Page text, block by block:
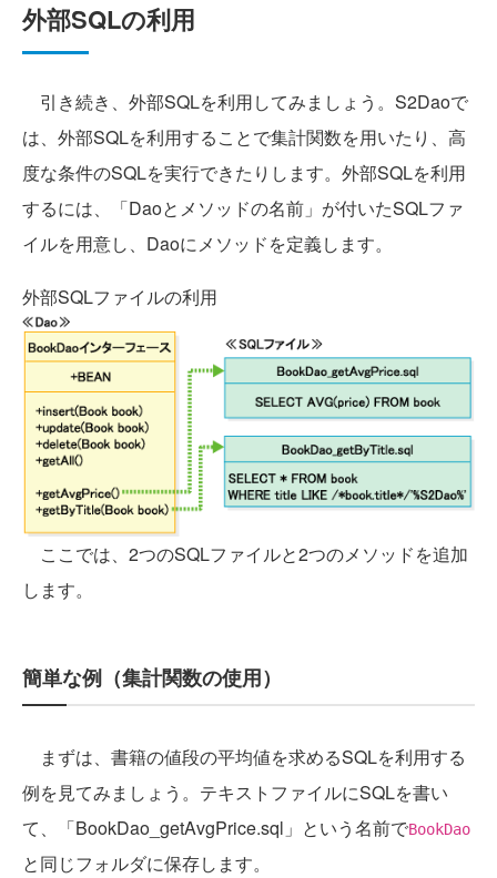
外部SQLの利用
引き続き、外部SQLを利用してみましょう。S2Daoで
は、外部SQLを利用することで集計関数を用いたり、高
度な条件のSQLを実行できたりします。外部SQLを利用
するには、「Daoとメソッドの名前」が付いたSQLファ
イルを用意し、Daoにメソッドを定義します。
外部SQLファイルの利用
ここでは、2つのSQLファイルと2つのメソッドを追加
します。
簡単な例（集計関数の使用）
まずは、書籍の値段の平均値を求めるSQLを利用する
例を見てみましょう。テキストファイルにSQLを書い
て、「BookDao_getAvgPrice.sql」という名前でBookDao
と同じフォルダに保存します。